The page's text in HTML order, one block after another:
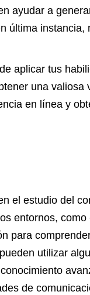
ayudar a
última
aplicar tus
una
en línea y
el estudio del
entornos,
para
utilizar
de